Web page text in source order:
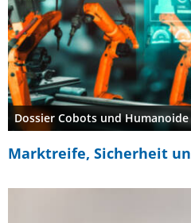
Dossier Cobots und Humanoide
Marktreife, Sicherheit